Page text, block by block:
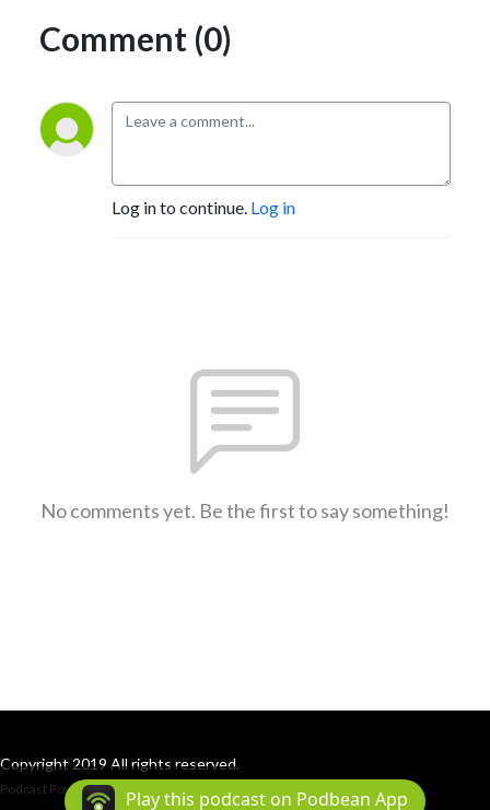
Comment (0)
Log in to continue. Log in
No comments yet. Be the first to say something!
Copyright 2019 All rights reserved.
Podcast Powered By Podbean
Play this podcast on Podbean App